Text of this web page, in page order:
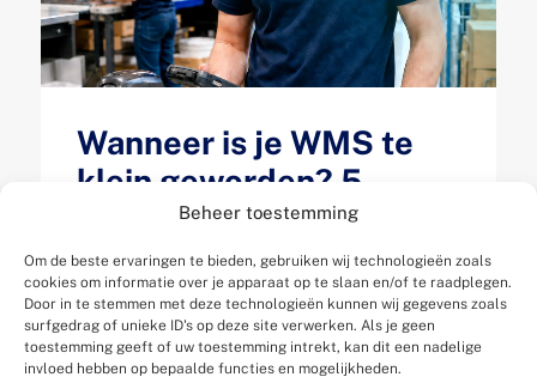
Beheer toestemming
Om de beste ervaringen te bieden, gebruiken wij technologieën zoals
cookies om informatie over je apparaat op te slaan en/of te raadplegen.
Door in te stemmen met deze technologieën kunnen wij gegevens zoals
surfgedrag of unieke ID's op deze site verwerken. Als je geen
toestemming geeft of uw toestemming intrekt, kan dit een nadelige
invloed hebben op bepaalde functies en mogelijkheden.
Wanneer is je WMS te
klein geworden? 5
signalen dat je magazijn
je groei afremt
Gepubliceerd op 13 juli 2026